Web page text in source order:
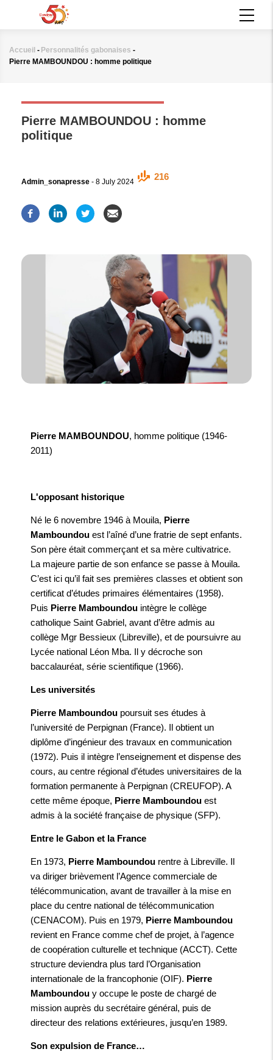
principal
Fil
Accueil - Personnalités gabonaises -
Pierre MAMBOUNDOU : homme politique
Pierre MAMBOUNDOU : homme
politique
Admin_sonapresse - 8 July 2024
216
Pierre MAMBOUNDOU, homme politique (1946-
2011)
L'opposant historique
Né le 6 novembre 1946 à Mouila, Pierre
Mamboundou est l’aîné d’une fratrie de sept enfants.
Son père était commerçant et sa mère cultivatrice.
La majeure partie de son enfance se passe à Mouila.
C’est ici qu’il fait ses premières classes et obtient son
certificat d’études primaires élémentaires (1958).
Puis Pierre Mamboundou intègre le collège
catholique Saint Gabriel, avant d’être admis au
collège Mgr Bessieux (Libreville), et de poursuivre au
Lycée national Léon Mba. Il y décroche son
baccalauréat, série scientifique (1966).
Les universités
Pierre Mamboundou poursuit ses études à
l’université de Perpignan (France). Il obtient un
diplôme d’ingénieur des travaux en communication
(1972). Puis il intègre l’enseignement et dispense des
cours, au centre régional d’études universitaires de la
formation permanente à Perpignan (CREUFOP). A
cette même époque, Pierre Mamboundou est
admis à la société française de physique (SFP).
Entre le Gabon et la France
En 1973, Pierre Mamboundou rentre à Libreville. Il
va diriger brièvement l’Agence commerciale de
télécommunication, avant de travailler à la mise en
place du centre national de télécommunication
(CENACOM). Puis en 1979, Pierre Mamboundou
revient en France comme chef de projet, à l’agence
de coopération culturelle et technique (ACCT). Cette
structure deviendra plus tard l’Organisation
internationale de la francophonie (OIF). Pierre
Mamboundou y occupe le poste de chargé de
mission auprès du secrétaire général, puis de
directeur des relations extérieures, jusqu’en 1989.
Son expulsion de France…